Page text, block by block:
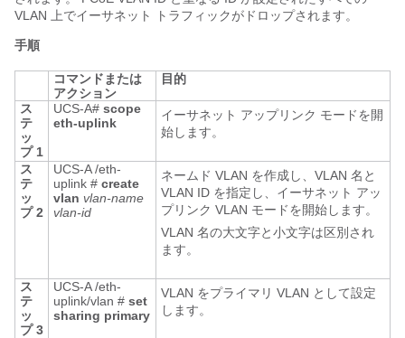
VLAN 上でイーサネット トラフィックがドロップされます。
手順
コマンドまたは
アクション
目的
ス
テ
ッ
プ 1
UCS-A# scope
eth-uplink
イーサネット アップリンク モードを開
始します。
ス
テ
ッ
プ 2
UCS-A /eth-
uplink # create
vlan vlan-name
vlan-id
ネームド VLAN を作成し、VLAN 名と
VLAN ID を指定し、イーサネット アッ
プリンク VLAN モードを開始します。
VLAN 名の大文字と小文字は区別され
ます。
ス
テ
ッ
プ 3
UCS-A /eth-
uplink/vlan # set
sharing primary
VLAN をプライマリ VLAN として設定
します。